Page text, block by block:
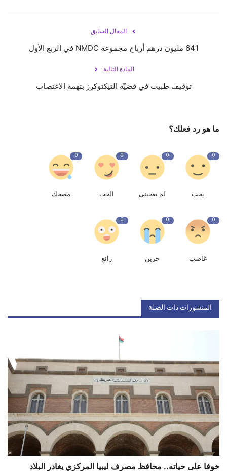
المقال السابق
641 مليون درهم أرباح مجموعة NMDC في الربع الأول
المادة التالية
توقيف طبيب في قضيّة التيكتوكرز بتهمة الاغتصاب
ما هو رد فعلك؟
0
يحب
0
لم يعجبنى
0
الحب
0
مضحك
0
غاضب
0
حزين
0
رائع
المنشورات ذات الصلة
خوفا على حياته.. محافظ مصرف ليبيا المركزي يغادر البلاد